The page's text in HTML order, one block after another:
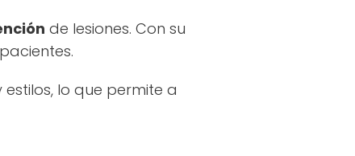
de lesiones. Con su
lo que permite a